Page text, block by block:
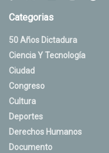
Categorias
50 Años Dictadura
Ciencia Y Tecnología
Ciudad
Congreso
Cultura
Deportes
Derechos Humanos
Documento